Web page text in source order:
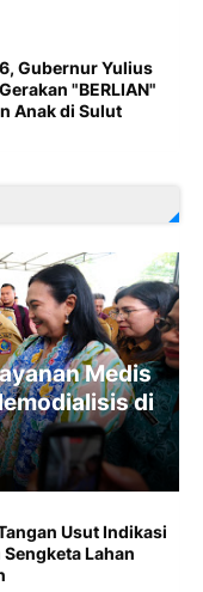
Gubernur Yulius
"BERLIAN"
Anak di Sulut
Medis
di
Usut Indikasi
Lahan